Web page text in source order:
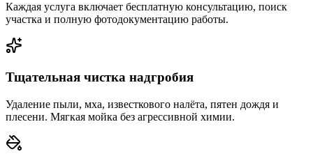
Каждая услуга включает бесплатную консультацию, поиск
участка и полную фотодокументацию работы.
Тщательная чистка надгробия
Удаление пыли, мха, известкового налёта, пятен дождя и
плесени. Мягкая мойка без агрессивной химии.